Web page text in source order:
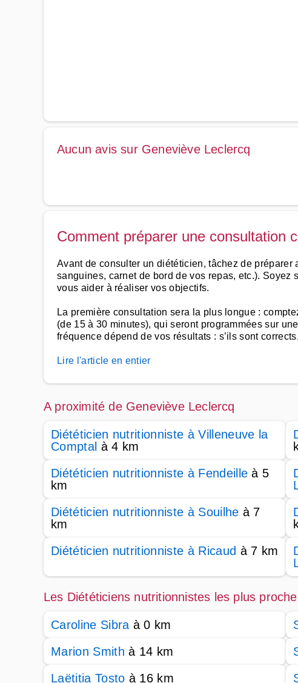
Aucun avis sur Geneviève Leclercq
Comment préparer une consultation
Avant de consulter un diététicien, tâchez de
sanguines, carnet de bord de vos repas, etc.).
vous aider à réaliser vos objectifs.
La première consultation sera la plus longue :
(de 15 à 30 minutes), qui seront programmées sur
fréquence dépend de vos résultats : s’ils sont
Lire l'article en entier
A proximité de Geneviève Leclercq
Diététicien nutritionniste à Villeneuve la
Comptal à 4 km
Diététicien nutritionniste à Fendeille à 5
km
Diététicien nutritionniste à Souilhe à 7
km
Diététicien nutritionniste à Ricaud à 7 km
Les Diététiciens nutritionnistes les plus
Caroline Sibra à 0 km
Marion Smith à 14 km
Laëtitia Tosto à 16 km